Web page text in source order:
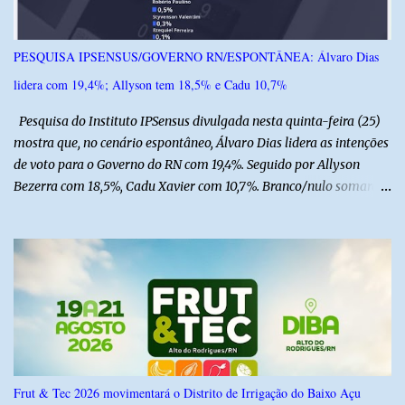
PESQUISA IPSENSUS/GOVERNO RN/ESPONTÂNEA: Álvaro Dias
lidera com 19,4%; Allyson tem 18,5% e Cadu 10,7%
Pesquisa do Instituto IPSensus divulgada nesta quinta-feira (25)
mostra que, no cenário espontâneo, Álvaro Dias lidera as intenções
de voto para o Governo do RN com 19,4%. Seguido por Allyson
Bezerra com 18,5%, Cadu Xavier com 10,7%. Branco/nulo somaram
do Norte entre os dias 18 e 22 de junho de 2026. O levantamento
possui margem de erro de 2,5 pontos percentuais e nível de
confiança de 95%. Registro no TSE: RN-09520/2026
Frut & Tec 2026 movimentará o Distrito de Irrigação do Baixo Açu